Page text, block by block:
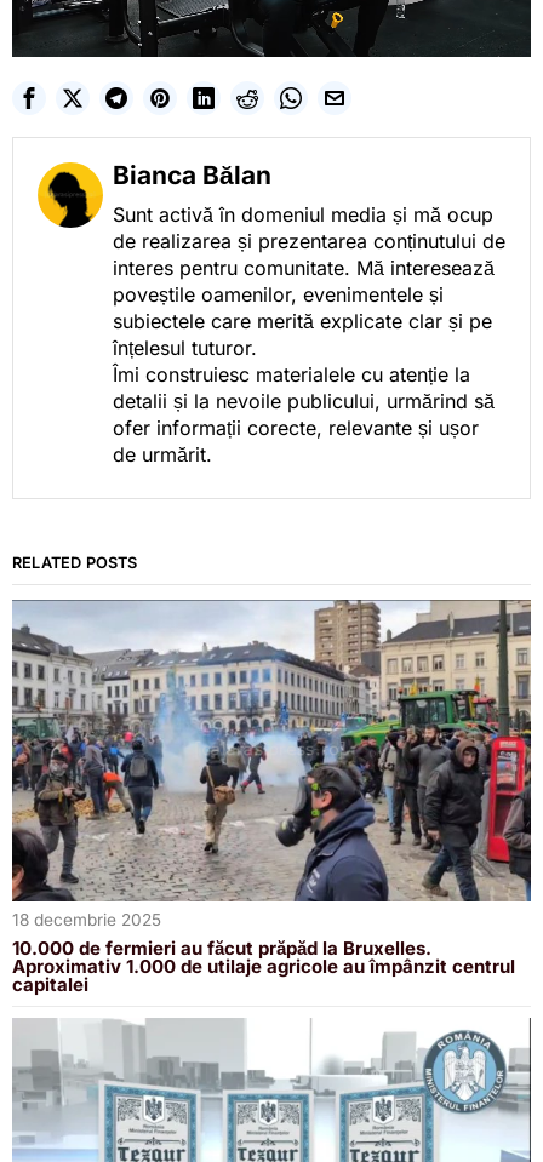
Bianca Bălan
Sunt activă în domeniul media și mă ocup
de realizarea și prezentarea conținutului de
interes pentru comunitate. Mă interesează
poveștile oamenilor, evenimentele și
subiectele care merită explicate clar și pe
înțelesul tuturor.
Îmi construiesc materialele cu atenție la
detalii și la nevoile publicului, urmărind să
ofer informații corecte, relevante și ușor
de urmărit.
RELATED POSTS
18 decembrie 2025
10.000 de fermieri au făcut prăpăd la Bruxelles.
Aproximativ 1.000 de utilaje agricole au împânzit centrul
capitalei